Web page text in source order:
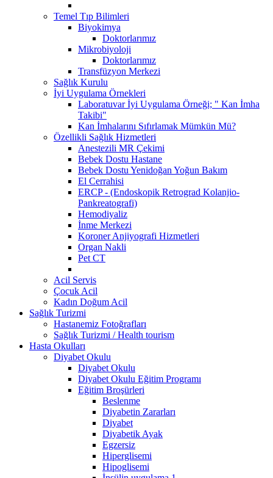
Temel Tıp Bilimleri
Biyokimya
Doktorlarımız
Mikrobiyoloji
Doktorlarımız
Transfüzyon Merkezi
Sağlık Kurulu
İyi Uygulama Örnekleri
Laboratuvar İyi Uygulama Örneği; " Kan İmha
Takibi"
Kan İmhalarını Sıfırlamak Mümkün Mü?
Özellikli Sağlık Hizmetleri
Anestezili MR Çekimi
Bebek Dostu Hastane
Bebek Dostu Yenidoğan Yoğun Bakım
El Cerrahisi
ERCP - (Endoskopik Retrograd Kolanjio-
Pankreatografi)
Hemodiyaliz
İnme Merkezi
Koroner Anjiyografi Hizmetleri
Organ Nakli
Pet CT
Acil Servis
Çocuk Acil
Kadın Doğum Acil
Sağlık Turizmi
Hastanemiz Fotoğrafları
Sağlık Turizmi / Health tourism
Hasta Okulları
Diyabet Okulu
Diyabet Okulu
Diyabet Okulu Eğitim Programı
Eğitim Broşürleri
Beslenme
Diyabetin Zararları
Diyabet
Diyabetik Ayak
Egzersiz
Hiperglisemi
Hipoglisemi